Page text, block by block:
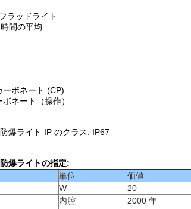
ラッドライト
間の平均
ボネート (CP)
ネート（操作）
爆ライト IP のクラス: IP67
爆ライトの指定:
単位 価値
W
20
内腔
2000 年